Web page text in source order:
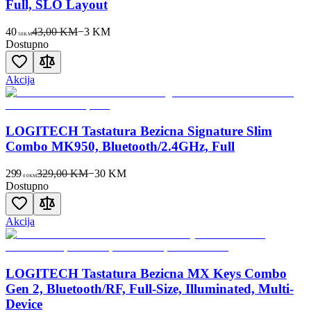
Full, SLO Layout
40 50KM43,00 KM−3KM
Dostupno
Akcija
LOGITECH Tastatura Bezicna Signature Slim
Combo MK950, Bluetooth/2.4GHz, Full
299 00KM329,00 KM−30 KM
Dostupno
Akcija
LOGITECH Tastatura Bezicna MX Keys Combo
Gen 2, Bluetooth/RF, Full-Size, Illuminated, Multi-
Device